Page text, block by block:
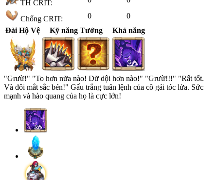
TH CRIT:
Chống CRIT: 0
0
Đài Hộ Vệ
Kỹ năng Tướng Khả năng
"Grưừ!" "To hơn nữa nào! Dữ dội hơn nào!" "Grưừ!!!" "Rất tốt.
Và đôi mắt sắc bén!" Gấu trắng tuân lệnh của cô gái tóc lửa. Sức
mạnh và hào quang của họ là cực lớn!